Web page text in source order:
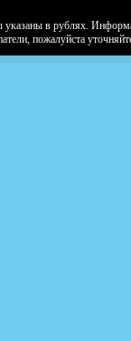
указаны в рублях.
пожалуйста